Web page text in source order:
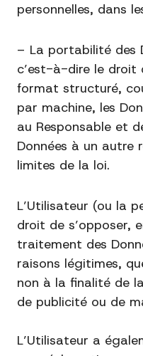
personnelles, dans
– La portabilité des
c’est-à-dire le droit
format structuré,
par machine, les
au Responsable et
Données à un autre
limites de la loi.
L’Utilisateur (ou la
droit de s’opposer,
traitement des
raisons légitimes,
non à la finalité de
de publicité ou de
L’Utilisateur a